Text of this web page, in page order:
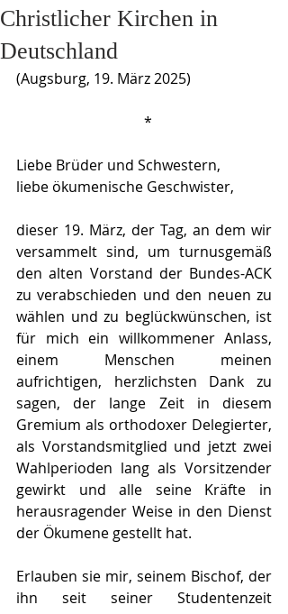
Christlicher Kirchen in
Deutschland
(Augsburg, 19. März 2025)
*
Liebe Brüder und Schwestern,
liebe ökumenische Geschwister,
dieser 19. März, der Tag, an dem wir
versammelt sind, um turnusgemäß
den alten Vorstand der Bundes-ACK
zu verabschieden und den neuen zu
wählen und zu beglückwünschen, ist
für mich ein willkommener Anlass,
einem Menschen meinen
aufrichtigen, herzlichsten Dank zu
sagen, der lange Zeit in diesem
Gremium als orthodoxer Delegierter,
als Vorstandsmitglied und jetzt zwei
Wahlperioden lang als Vorsitzender
gewirkt und alle seine Kräfte in
herausragender Weise in den Dienst
der Ökumene gestellt hat.
Erlauben sie mir, seinem Bischof, der
ihn seit seiner Studentenzeit